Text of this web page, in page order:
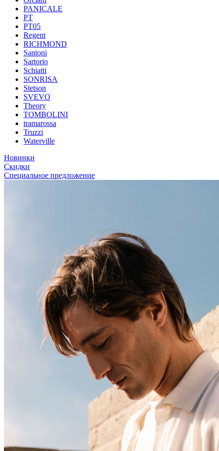
PANICALE
PT
PT05
Regent
RICHMOND
Santoni
Sartorio
Schiatti
SONRISA
Stetson
SVEVO
Theory
TOMBOLINI
tramarossa
Truzzi
Waterville
Новинки
Скидки
Специальное предложение